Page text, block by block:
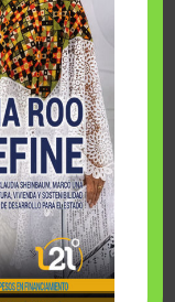
Desarrollo
A. C.